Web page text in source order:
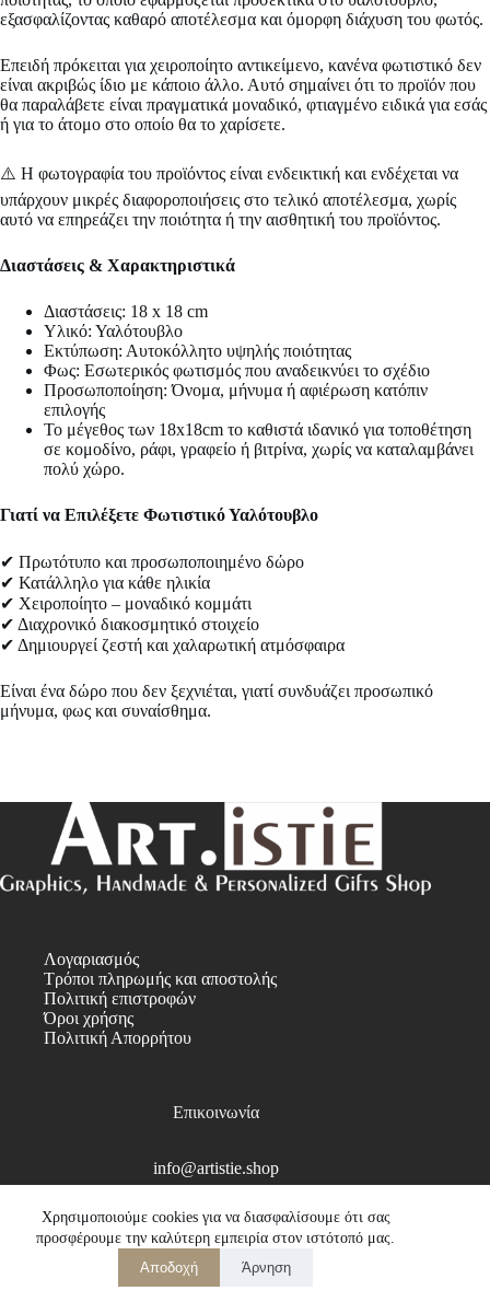
Χρησιμοποιούμε cookies για να διασφαλίσουμε ότι σας
προσφέρουμε την καλύτερη εμπειρία στον ιστότοπό μας.
Αποδοχή
Άρνηση
εξασφαλίζοντας καθαρό αποτέλεσμα και όμορφη διάχυση του φωτός.
Επειδή πρόκειται για χειροποίητο αντικείμενο, κανένα φωτιστικό δεν
είναι ακριβώς ίδιο με κάποιο άλλο. Αυτό σημαίνει ότι το προϊόν που
θα παραλάβετε είναι πραγματικά μοναδικό, φτιαγμένο ειδικά για εσάς
ή για το άτομο στο οποίο θα το χαρίσετε.
⚠️ Η φωτογραφία του προϊόντος είναι ενδεικτική και ενδέχεται να
υπάρχουν μικρές διαφοροποιήσεις στο τελικό αποτέλεσμα, χωρίς
αυτό να επηρεάζει την ποιότητα ή την αισθητική του προϊόντος.
Διαστάσεις & Χαρακτηριστικά
Διαστάσεις: 18 x 18 cm
Υλικό: Υαλότουβλο
Εκτύπωση: Αυτοκόλλητο υψηλής ποιότητας
Φως: Εσωτερικός φωτισμός που αναδεικνύει το σχέδιο
Προσωποποίηση: Όνομα, μήνυμα ή αφιέρωση κατόπιν
επιλογής
Το μέγεθος των 18x18cm το καθιστά ιδανικό για τοποθέτηση
σε κομοδίνο, ράφι, γραφείο ή βιτρίνα, χωρίς να καταλαμβάνει
πολύ χώρο.
Γιατί να Επιλέξετε Φωτιστικό Υαλότουβλο
✔ Πρωτότυπο και προσωποποιημένο δώρο
✔ Κατάλληλο για κάθε ηλικία
✔ Χειροποίητο – μοναδικό κομμάτι
✔ Διαχρονικό διακοσμητικό στοιχείο
✔ Δημιουργεί ζεστή και χαλαρωτική ατμόσφαιρα
Είναι ένα δώρο που δεν ξεχνιέται, γιατί συνδυάζει προσωπικό
μήνυμα, φως και συναίσθημα.
Λογαριασμός
Τρόποι πληρωμής και αποστολής
Πολιτική επιστροφών
Όροι χρήσης
Πολιτική Απορρήτου
Επικοινωνία
info@artistie.shop